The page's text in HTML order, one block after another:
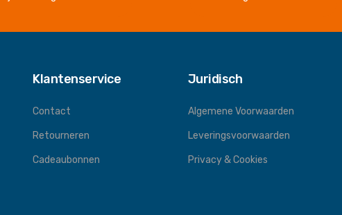
Klantenservice
Contact
Retourneren
Cadeaubonnen
Juridisch
Algemene Voorwaarden
Leveringsvoorwaarden
Privacy & Cookies